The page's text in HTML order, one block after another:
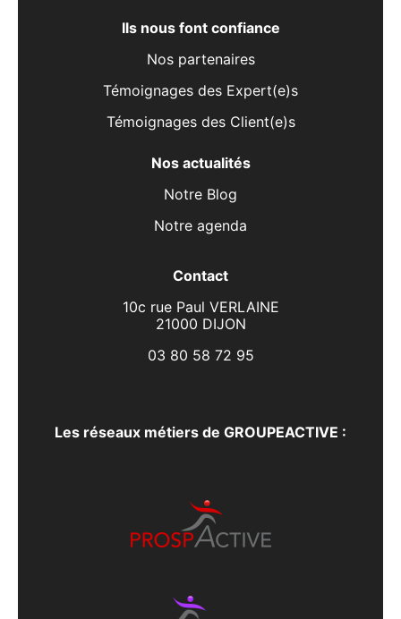
Ils nous font confiance
Nos partenaires
Témoignages des Expert(e)s
Témoignages des Client(e)s
Nos actualités
Notre Blog
Notre agenda
Contact
10c rue Paul VERLAINE
21000 DIJON
03 80 58 72 95
Les réseaux métiers de GROUPEACTIVE :